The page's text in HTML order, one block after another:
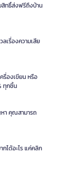
ทธิ์ส่งฟรีถึงบ้าน
เรื่องความเสีย
รื่องเขียน หรือ
ทุกชิ้น
า คุณสามารถ
ได้อะไร แค่คลิก